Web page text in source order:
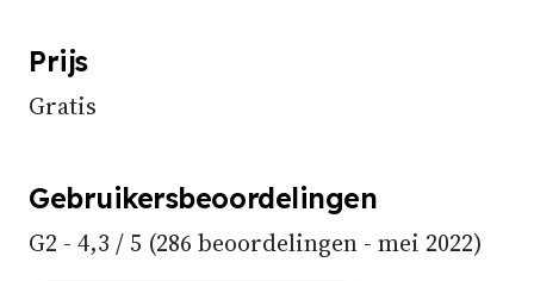
Prijs
Gratis
Gebruikersbeoordelingen
G2 - 4,3 / 5 (286 beoordelingen - mei 2022)